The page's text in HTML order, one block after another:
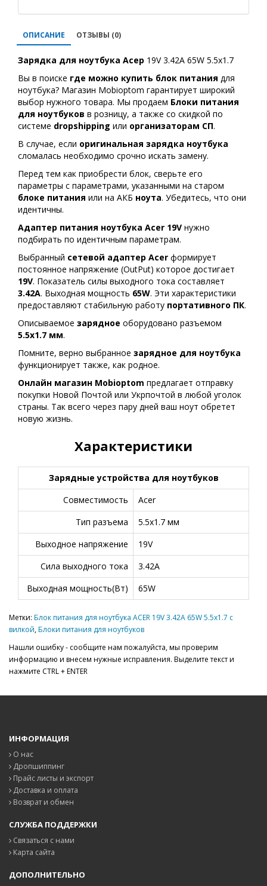
ОПИСАНИЕ ОТЗЫВЫ (0)
Зарядка для ноутбука Асер 19V 3.42A 65W 5.5x1.7
Вы в поиске где можно купить блок питания для
ноутбука? Магазин Mobioptom гарантирует широкий
выбор нужного товара. Мы продаем Блоки питания
для ноутбуков в розницу, а также со скидкой по
системе dropshipping или организаторам СП.
В случае, если оригинальная зарядка ноутбука
сломалась необходимо срочно искать замену.
Перед тем как приобрести блок, сверьте его
параметры с параметрами, указанными на старом
блоке питания или на АКБ ноута. Убедитесь, что они
идентичны.
Адаптер питания ноутбука Acer 19V нужно
подбирать по идентичным параметрам.
Выбранный сетевой адаптер Acer формирует
постоянное напряжение (OutPut) которое достигает
19V. Показатель cилы выходного тока составляет
3.42A. Выходная мощность 65W. Эти характеристики
предоставляют стабильную работу портативного ПК.
Описываемое зарядное оборудовано разъемом
5.5x1.7 мм.
Помните, верно выбранное зарядное для ноутбука
функционирует также, как родное.
Онлайн магазин Mobioptom предлагает отправку
покупки Новой Почтой или Укрпочтой в любой уголок
страны. Так всего через пару дней ваш ноут обретет
новую жизнь.
Характеристики
Зарядные устройства для ноутбуков
Совместимость
Acer
Тип разъема
5.5x1.7 мм
Выходное напряжение
19V
Сила выходного тока
3.42A
Выходная мощность(Вт)
65W
Метки: Блок питания для ноутбука ACER 19V 3.42A 65W 5.5x1.7 с
вилкой,Блоки питания для ноутбуков
Нашли ошибку - сообщите нам пожалуйста, мы проверим
информацию и внесем нужные исправления. Выделите текст и
нажмите CTRL + ENTER
ИНФОРМАЦИЯ
О нас
Дропшиппинг
Прайс листы и экспорт
Доставка и оплата
Возврат и обмен
СЛУЖБА ПОДДЕРЖКИ
Связаться с нами
Карта сайта
ДОПОЛНИТЕЛЬНО